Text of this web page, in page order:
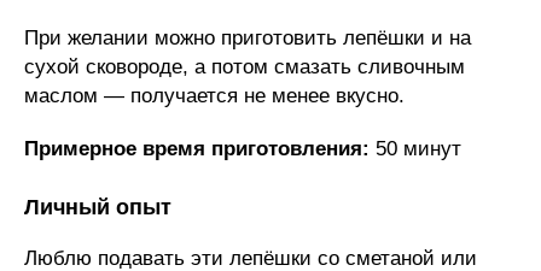
При желании можно приготовить лепёшки и на
сухой сковороде, а потом смазать сливочным
маслом — получается не менее вкусно.
Примерное время приготовления: 50 минут
Личный опыт
Люблю подавать эти лепёшки со сметаной или